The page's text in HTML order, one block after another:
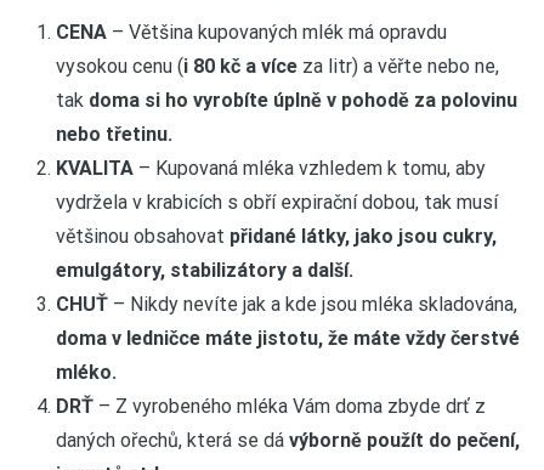
CENA – Většina kupovaných mlék má opravdu
vysokou cenu (i 80 kč a víceza litr) a věřte nebo ne,
tak doma si ho vyrobíte úplně v pohodě za polovinu
nebo třetinu.
KVALITA– Kupovaná mléka vzhledem k tomu, aby
vydržela v krabicích s obří expirační dobou, tak musí
většinou obsahovat přidané látky, jako jsou cukry,
emulgátory, stabilizátory a další.
CHUŤ– Nikdy nevíte jak a kde jsou mléka skladována,
doma v ledničce máte jistotu, že máte vždy čerstvé
mléko.
DRŤ– Z vyrobeného mléka Vám doma zbyde drť z
daných ořechů, která se dá výborně použít do pečení,